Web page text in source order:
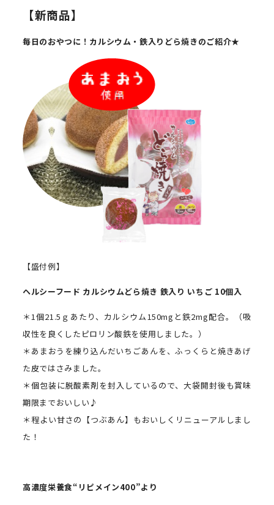
【新商品】
毎日のおやつに！カルシウム・鉄入りどら焼きのご紹介★
【盛付例】
ヘルシーフード カルシウムどら焼き 鉄入り いちご 10個入
＊1個21.5ｇあたり、カルシウム150mgと鉄2mg配合。（吸
収性を良くしたピロリン酸鉄を使用しました。）
＊あまおうを練り込んだいちごあんを、ふっくらと焼きあげ
た皮ではさみました。
＊個包装に脱酸素剤を封入しているので、大袋開封後も賞味
期限までおいしい♪
＊程よい甘さの【つぶあん】もおいしくリニューアルしまし
た！
高濃度栄養食“リピメイン400”より